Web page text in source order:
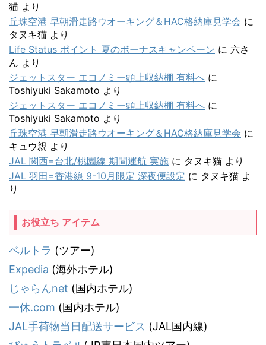
猫 より
丘珠空港 早朝滑走路ウオーキング＆HAC格納庫見学会 に
タヌキ猫 より
Life Status ポイント 夏のボーナスキャンペーン に 六さ
ん より
ジェットスター エコノミー頭上収納棚 有料へ に
Toshiyuki Sakamoto より
ジェットスター エコノミー頭上収納棚 有料へ に
Toshiyuki Sakamoto より
丘珠空港 早朝滑走路ウオーキング＆HAC格納庫見学会 に
キュウ親 より
JAL 関西=台北/桃園線 期間運航 実施 に タヌキ猫 より
JAL 羽田=香港線 9-10月限定 深夜便設定 に タヌキ猫 よ
り
お役立ち アイテム
ベルトラ (ツアー)
Expedia (海外ホテル)
じゃらんnet (国内ホテル)
一休.com (国内ホテル)
JAL手荷物当日配送サービス (JAL国内線)